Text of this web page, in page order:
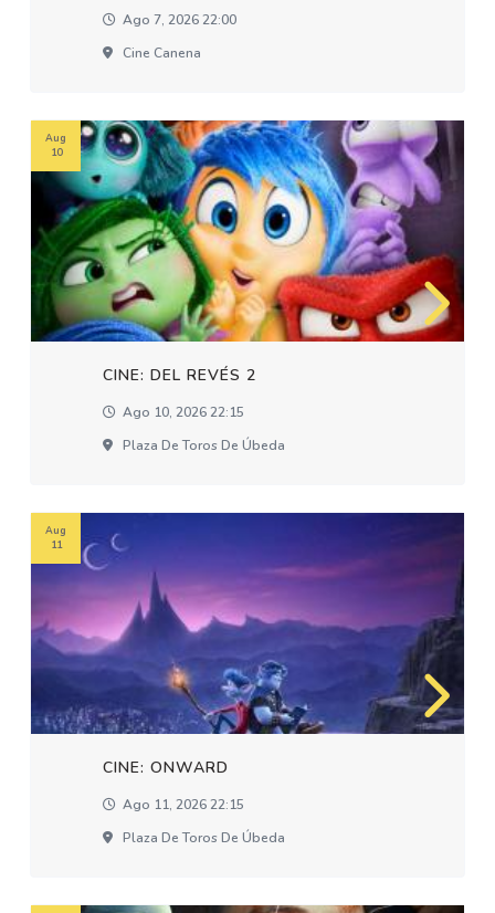
Ago 7, 2026 22:00
Cine Canena
CINE: DEL REVÉS 2
Ago 10, 2026 22:15
Plaza De Toros De Úbeda
Aug
10
CINE: ONWARD
Ago 11, 2026 22:15
Plaza De Toros De Úbeda
Aug
11